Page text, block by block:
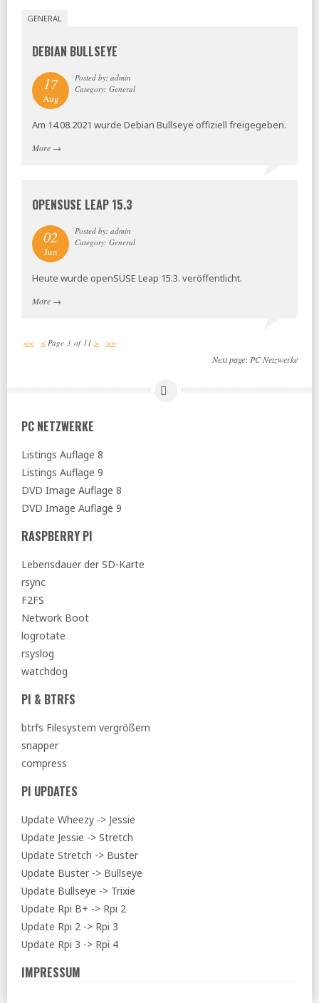
GENERAL
DEBIAN BULLSEYE
17
Aug
Posted by: admin
Category: General
Am 14.08.2021 wurde Debian Bullseye offiziell freigegeben.
More →
OPENSUSE LEAP 15.3
02
Jun
Posted by: admin
Category: General
Heute wurde openSUSE Leap 15.3. veröffentlicht.
More →
<< < Page 3 of 11 > >>
Next page: PC Netzwerke
PC NETZWERKE
Listings Auflage 8
Listings Auflage 9
DVD Image Auflage 8
DVD Image Auflage 9
RASPBERRY PI
Lebensdauer der SD-Karte
rsync
F2FS
Network Boot
logrotate
rsyslog
watchdog
PI & BTRFS
btrfs Filesystem vergrößern
snapper
compress
PI UPDATES
Update Wheezy -> Jessie
Update Jessie -> Stretch
Update Stretch -> Buster
Update Buster -> Bullseye
Update Bullseye -> Trixie
Update Rpi B+ -> Rpi 2
Update Rpi 2 -> Rpi 3
Update Rpi 3 -> Rpi 4
IMPRESSUM